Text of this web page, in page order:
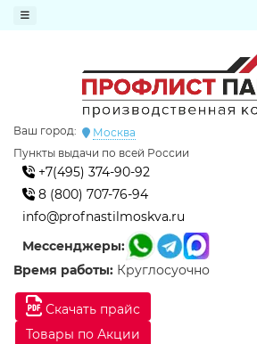
Скачать прайс
Товары по Акции
Ваш город:
Москва
Пункты выдачи по всей России
+7(495) 374-90-92
8 (800) 707-76-94
info@profnastilmoskva.ru
Мессенджеры:
Время работы: Круглосуочно